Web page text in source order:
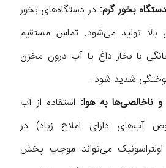
بخور گرم: در دستگاه‌های بخور
بالا تولید می‌شود. تماس مستقیم
با بخار داغ یا آب درون مخزن
شدید شود.
ناخالصی‌ها به هوا: استفاده از آب
آب‌های دارای املاح زیاد) در
اولتراسونیک می‌تواند موجب پخش